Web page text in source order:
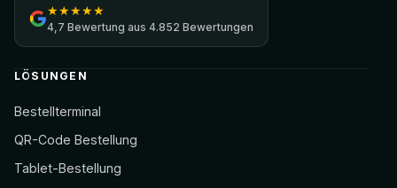
★★★★★
4,7 Bewertung aus 4.852 Bewertungen
LÖSUNGEN
Bestellterminal
QR-Code Bestellung
Tablet-Bestellung